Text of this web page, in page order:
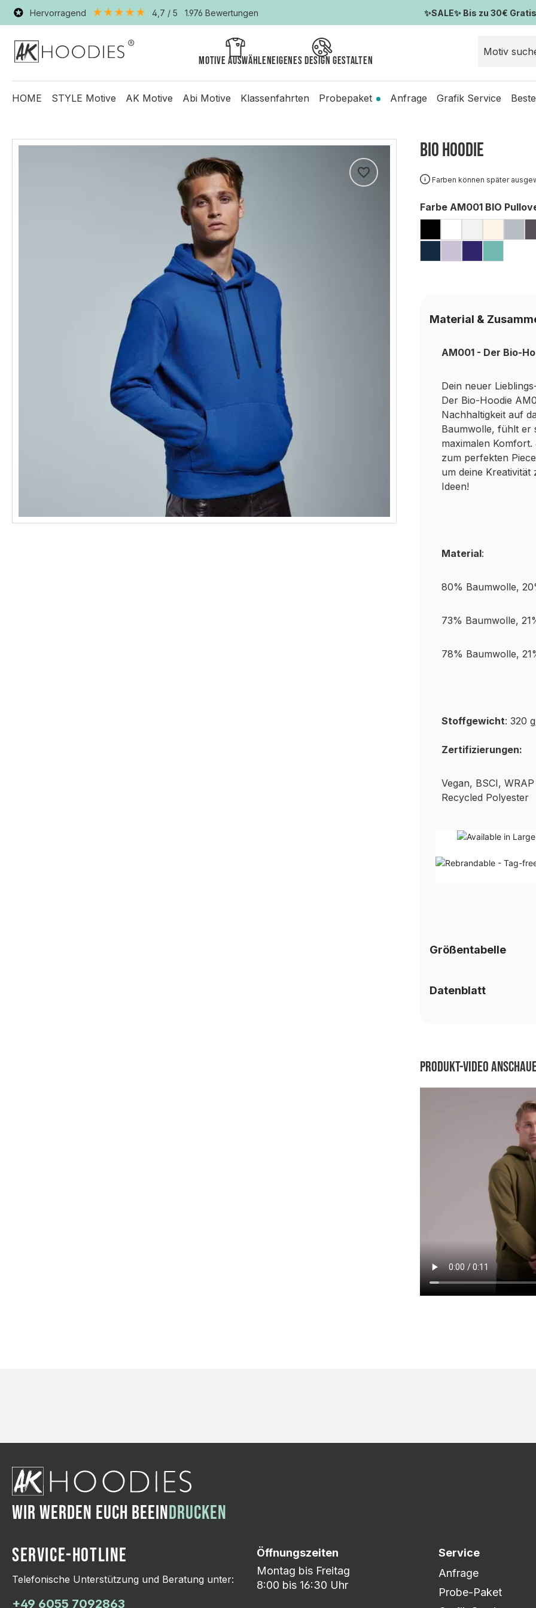
Hervorragend 4,7 / 5 1.976 Bewertungen ✨SALE✨ Bis zu 30€
Motive auswählenEigenes Design gestalten
HOME STYLE Motive AK Motive Abi Motive Klassenfahrten Probepaket Anfrage Grafik Service
BIO Hoodie
Farben können später
Farbe AM001 BIO
auswählen
Material &
AM001 - Der Bio-
Dein neuer
Der Bio-Hoodie
Nachhaltigkeit auf
Baumwolle, fühlt er
maximalen
zum perfekten
um deine
Ideen!
Material:
80% Baumwolle,
73% Baumwolle,
78% Baumwolle,
Stoffgewicht: 320
Zertifizierungen:
Vegan, BSCI, WRAP
Recycled Polyester
Größentabelle
Datenblatt
Produkt-Video
WIR WERDEN EUCH BEEINDRUCKEN
SERVICE-HOTLINE
Telefonische Unterstützung und Beratung unter:
+49 6055 7092863
Öffnungszeiten
Montag bis Freitag
8:00 bis 16:30 Uhr
Service
Anfrage
Probe-Paket